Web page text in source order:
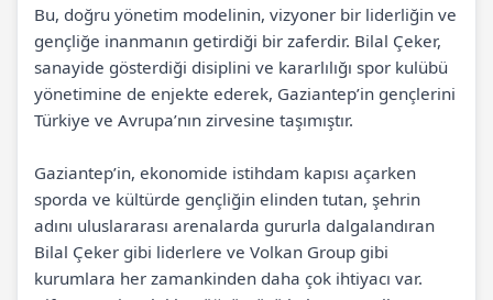
Bu, doğru yönetim modelinin, vizyoner bir liderliğin ve
gençliğe inanmanın getirdiği bir zaferdir. Bilal Çeker,
sanayide gösterdiği disiplini ve kararlılığı spor kulübü
yönetimine de enjekte ederek, Gaziantep’in gençlerini
Türkiye ve Avrupa’nın zirvesine taşımıştır.
Gaziantep’in, ekonomide istihdam kapısı açarken
sporda ve kültürde gençliğin elinden tutan, şehrin
adını uluslararası arenalarda gururla dalgalandıran
Bilal Çeker gibi liderlere ve Volkan Group gibi
kurumlara her zamankinden daha çok ihtiyacı var.